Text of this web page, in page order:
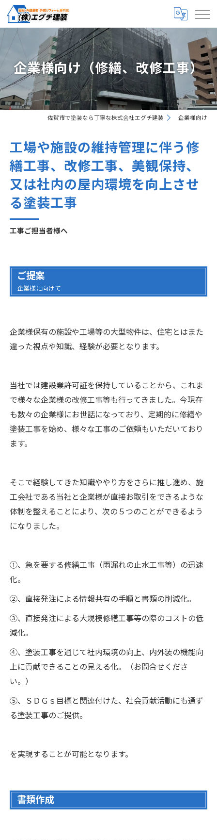
企業様向け（修繕、改修工事）
佐賀市で塗装なら丁寧な株式会社エグチ建装 企業様向け
工場や施設の維持管理に伴う修
繕工事、改修工事、美観保持、
又は社内の屋内環境を向上させ
る塗装工事
工事ご担当者様へ
ご提案
企業様に向けて
企業様保有の施設や工場等の大型物件は、住宅とはまた
違った視点や知識、経験が必要となります。
当社では建設業許可証を保持していることから、これま
で様々な企業様の改修工事等も行ってきました。今現在
も数々の企業様にお世話になっており、定期的に修繕や
塗装工事を始め、様々な工事のご依頼もいただいており
ます。
そこで経験してきた知識ややり方をさらに推し進め、施
工会社である当社と企業様が直接お取引をできるような
体制を整えることにより、次の５つのことができるよう
になりました。
①、急を要する修繕工事（雨漏れの止水工事等）の迅速
化。
②、直接発注による情報共有の手順と書類の削減化。
③、直接発注による大規模修繕工事等の際のコストの低
減化。
④、塗装工事を通じて社内環境の向上、内外装の機能向
上に貢献できることの見える化。（お問合せくださ
い。）
⑤、ＳＤＧｓ目標と関連付けた、社会貢献活動にも通ず
る塗装工事のご提供。
を実現することが可能となります。
書類作成